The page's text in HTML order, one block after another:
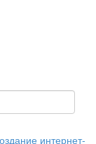
интернет-